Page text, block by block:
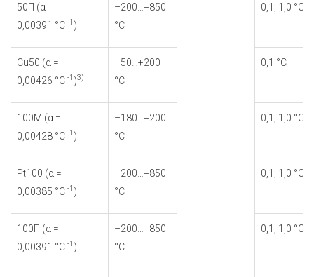
50П (α =
0,00391 °С -1 )
–200…+850
°С
0,1; 1,0 °С
Cu50 (α =
0,00426 °С -1 )3)
–50…+200
°С
0,1 °С
100М (α =
0,00428 °С -1 )
–180…+200
°С
0,1; 1,0 °С
Pt100 (α =
0,00385 °С -1 )
–200…+850
°С
0,1; 1,0 °С
100П (α =
0,00391 °С -1 )
–200…+850
°С
0,1; 1,0 °С